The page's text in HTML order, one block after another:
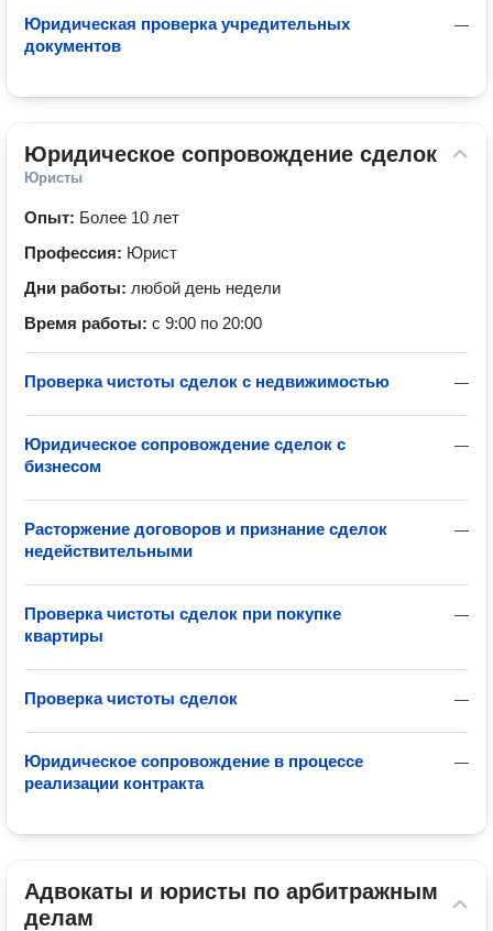
—
Юридическая проверка учредительных
документов
Юридическое сопровождение сделок
Юристы
Опыт: Более 10 лет
Профессия: Юрист
Дни работы: любой день недели
Время работы: с 9:00 по 20:00
—
Проверка чистоты сделок с недвижимостью
—
Юридическое сопровождение сделок с
бизнесом
—
Расторжение договоров и признание сделок
недействительными
—
Проверка чистоты сделок при покупке
квартиры
—
Проверка чистоты сделок
—
Юридическое сопровождение в процессе
реализации контракта
Адвокаты и юристы по арбитражным
делам